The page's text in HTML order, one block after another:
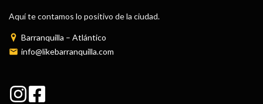
Aquí te contamos lo positivo de la ciudad.
Barranquilla – Atlántico
info@likebarranquilla.com